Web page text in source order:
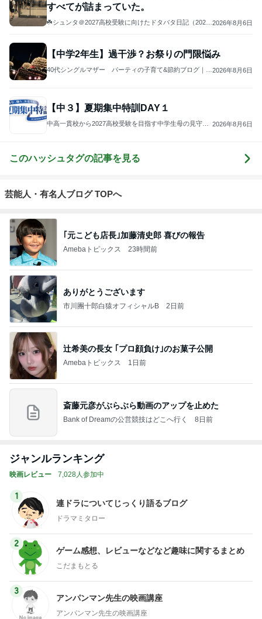
すべてが詰まっていた。
☘️シュンタ＠2027高校受験に向けたドタバタ日記（2024
2026年8月6日
【中学2年生】過干渉？お祭りの門限悩み
40代シングルマザー パーティの子育て&節約ブログ｜母 2026年8月6日
【中３】夏期集中特訓DAY１
中高一貫校から2027高校受験を目指す中学生母の見守り
2026年8月6日
このハッシュタグの記事を見る
芸能人・有名人ブログ TOPへ
｢元こども店長｣加藤清史郎 喜びの報告
Amebaトピックス 23時間前
ありがとうございます
市川團十郎白猿オフィシャルB 2日前
辻希美の長女 ｢プロ顔負け｣のお菓子公開
Amebaトピックス 1日前
斎藤元彦がぶらぶら動画のアップを止めた
Bank of Dreamの公営競技はどこへ行く 8日前
ジャンルランキング
映画レビュー 7,028人参加中
1
連ドラについてじっくり語るブログ
ドラマミタロー
2
ゲーム感想、レビューなどなど趣味に関するまとめ
こだまもとる
3
アンパンマン先生の映画講座
アンパンマン先生の映画講座